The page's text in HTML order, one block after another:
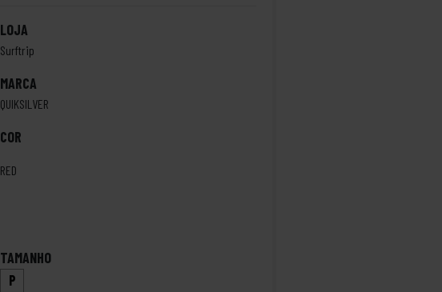
LOJA
Surftrip
MARCA
QUIKSILVER
COR
RED
TAMANHO
P